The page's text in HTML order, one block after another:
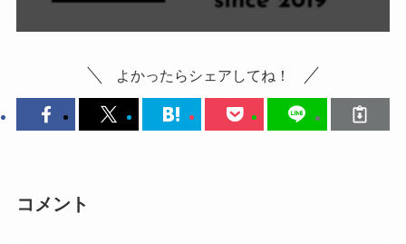
よかったらシェアしてね！
コメント